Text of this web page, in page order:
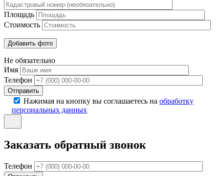
Площадь
Стоимость
Не обязательно
Имя
Телефон
Отправить
Нажимая на кнопку вы соглашаетесь на обработку
персональных данных
Заказать обратный звонок
Телефон